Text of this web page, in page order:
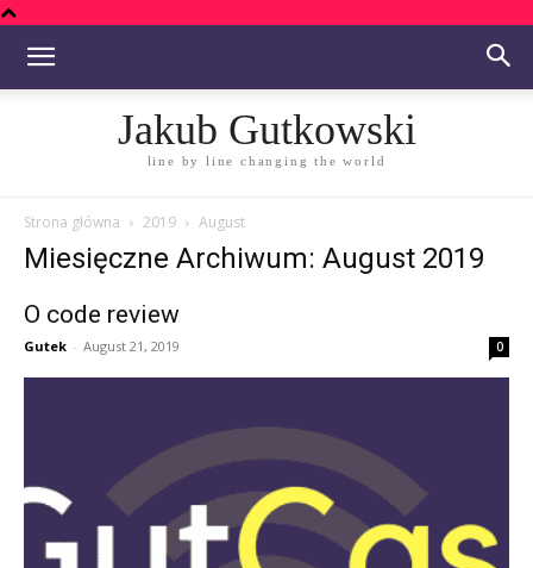
Jakub Gutkowski
line by line changing the world
Strona główna 2019 August
Miesięczne Archiwum: August 2019
O code review
Gutek - August 21, 2019 0